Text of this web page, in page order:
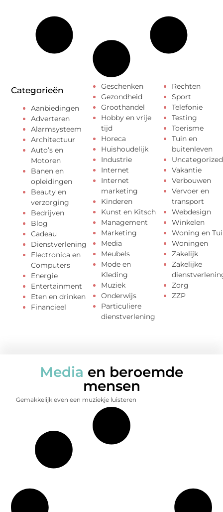
Categorieën
Aanbiedingen
Adverteren
Alarmsysteem
Architectuur
Auto’s en
Motoren
Banen en
opleidingen
Beauty en
verzorging
Bedrijven
Blog
Cadeau
Dienstverlening
Electronica en
Computers
Energie
Entertainment
Eten en drinken
Financieel
Geschenken
Gezondheid
Groothandel
Hobby en vrije
tijd
Horeca
Huishoudelijk
Industrie
Internet
Internet
marketing
Kinderen
Kunst en Kitsch
Management
Marketing
Media
Meubels
Mode en
Kleding
Muziek
Onderwijs
Particuliere
dienstverlening
Rechten
Sport
Telefonie
Testing
Toerisme
Tuin en
buitenleven
Uncategorized
Vakantie
Verbouwen
Vervoer en
transport
Webdesign
Winkelen
Woning en
Woningen
Zakelijk
Zakelijke
Zorg
ZZP
Media en beroemde
mensen
Gemakkelijk even een muziekje luisteren